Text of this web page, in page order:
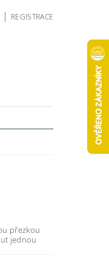
| REGISTRACE